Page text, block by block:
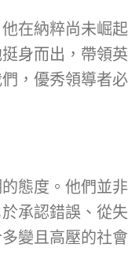
在納粹尚未崛起
身而出，帶領英
，優秀領導者必
態度。他們並非
承認錯誤、從失
變且高壓的社會